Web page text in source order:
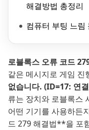
해결방법 총정리
컴퓨터 부팅 느림
로블록스 오류 코드
같은 메시지로 게임 진
없습니다. (ID=17: 연
류는 장치와 로블록스
어떤 기기를 사용하든
드 279 해결법**을 포